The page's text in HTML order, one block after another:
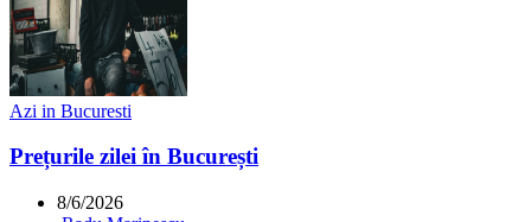
Azi in Bucuresti
Prețurile zilei în București
8/6/2026